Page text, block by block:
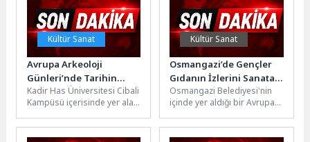
Kültür Sanat
Avrupa Arkeoloji
Günleri’nde Tarihin
İzleri Rezan Has
Müzesi’nde Keşfediliyor
Kadir Has Üniversitesi Cibali
Kampüsü içerisinde yer alan
Haziran tarihleri arasında...
Kültür Sanat
Osmangazi’de Gençler
Gıdanın İzlerini Sanata
Taşıdı
Osmangazi Belediyesi'nin
içinde yer aldığı bir Avrupa
CleverFood Programı
destekli "Osmangazi